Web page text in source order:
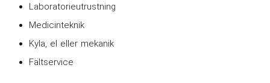
Laboratorieutrustning
Medicinteknik
Kyla, el eller mekanik
Fältservice